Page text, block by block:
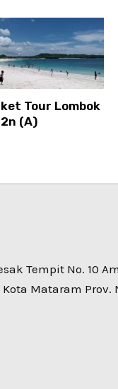
Tour Lombok
(A)
Tempit No. 10
Mataram Prov.